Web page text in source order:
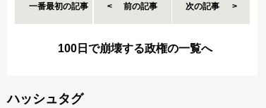
一番最初の記事 前の記事 次の記事
100日で崩壊する政権の一覧へ
ハッシュタグ